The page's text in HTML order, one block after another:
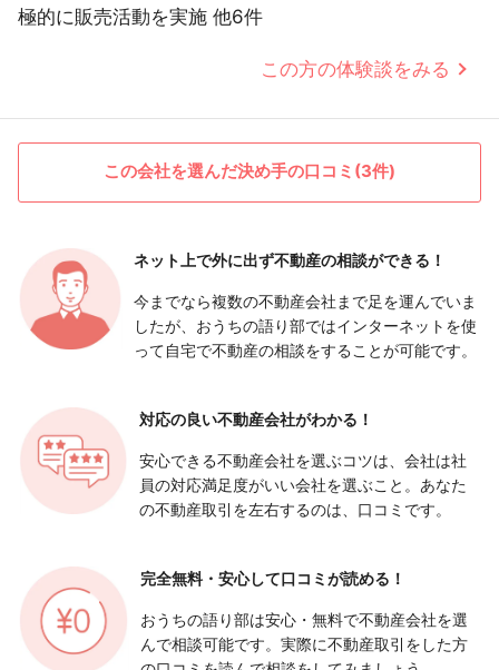
極的に販売活動を実施 他6件
この方の体験談をみる
この会社を選んだ決め手の口コミ(3件)
ネット上で外に出ず不動産の相談ができる！
今までなら複数の不動産会社まで足を運んでいま
したが、おうちの語り部ではインターネットを使
って自宅で不動産の相談をすることが可能です。
対応の良い不動産会社がわかる！
安心できる不動産会社を選ぶコツは、会社は社
員の対応満足度がいい会社を選ぶこと。あなた
の不動産取引を左右するのは、口コミです。
完全無料・安心して口コミが読める！
おうちの語り部は安心・無料で不動産会社を選
んで相談可能です。実際に不動産取引をした方